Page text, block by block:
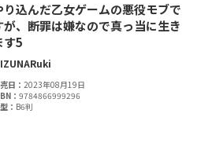
り込んだ乙女ゲームの悪役モブで
が、断罪は嫌なので真っ当に生き
す5
Ruki
日：2023年08月19日
：9784866999296
： B6判